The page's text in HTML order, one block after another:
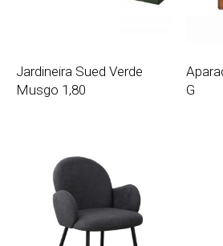
Jardineira Sued Verde
Musgo 1,80
G